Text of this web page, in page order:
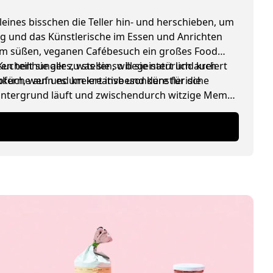
bisschen die Teller hin- und herschieben, um
und das Künstlerische im Essen und Anrichten
süßen, veganen Cafébesuch ein großes Food
zu stellen, will sie natürlich auch
auf und kreiert insbesondere für die
teilt sie alles, was sie so begeistert und kreiert
wenn es um kreative und künstlerische
läuft und zwischendurch witzige Memes